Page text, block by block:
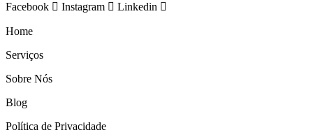
Facebook Instagram Linkedin
Home
Serviços
Sobre Nós
Blog
Política de Privacidade